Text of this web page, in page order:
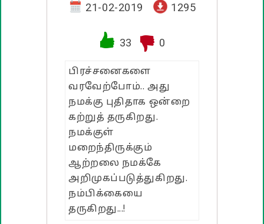
வாழ்த்து பொன்மொழிகள்
பண்டிகை வாழ்த்துக்கள்
21-02-2019 1295
33 0
பிரச்சனைகளை
வரவேற்போம்.. அது
நமக்கு புதிதாக ஒன்றை
கற்றுத் தருகிறது.
நமக்குள்
மறைந்திருக்கும்
ஆற்றலை நமக்கே
அறிமுகப்படுத்துகிறது.
நம்பிக்கையை
தருகிறது...!